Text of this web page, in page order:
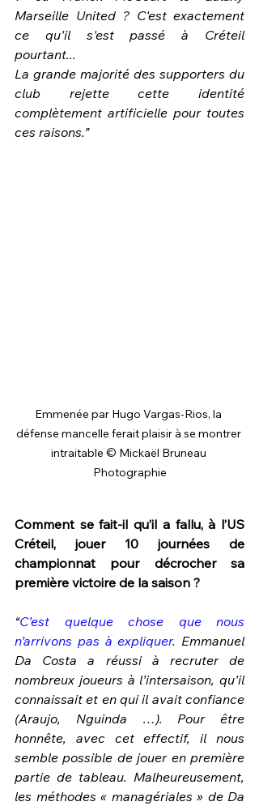
Marseille United ? C'est exactement
ce qu'il s'est passé à Créteil
pourtant...
La grande majorité des supporters du
club rejette cette identité
complètement artificielle pour toutes
ces raisons.”
Emmenée par Hugo Vargas-Rios, la
défense mancelle ferait plaisir à se montrer
intraitable © Mickaël Bruneau
Photographie
Comment se fait-il qu’il a fallu, à l’US
Créteil, jouer 10 journées de
championnat pour décrocher sa
première victoire de la saison ?
“C’est quelque chose que nous
n’arrivons pas à expliquer. Emmanuel
Da Costa a réussi à recruter de
nombreux joueurs à l’intersaison, qu’il
connaissait et en qui il avait confiance
(Araujo, Nguinda …). Pour être
honnête, avec cet effectif, il nous
semble possible de jouer en première
partie de tableau. Malheureusement,
les méthodes « managériales » de Da